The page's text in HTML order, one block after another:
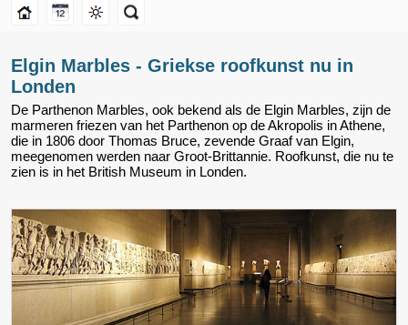
Elgin Marbles - Griekse roofkunst nu in
Londen
De Parthenon Marbles, ook bekend als de Elgin Marbles, zijn de
marmeren friezen van het Parthenon op de Akropolis in Athene,
die in 1806 door Thomas Bruce, zevende Graaf van Elgin,
meegenomen werden naar Groot-Brittannie. Roofkunst, die nu te
zien is in het British Museum in Londen.